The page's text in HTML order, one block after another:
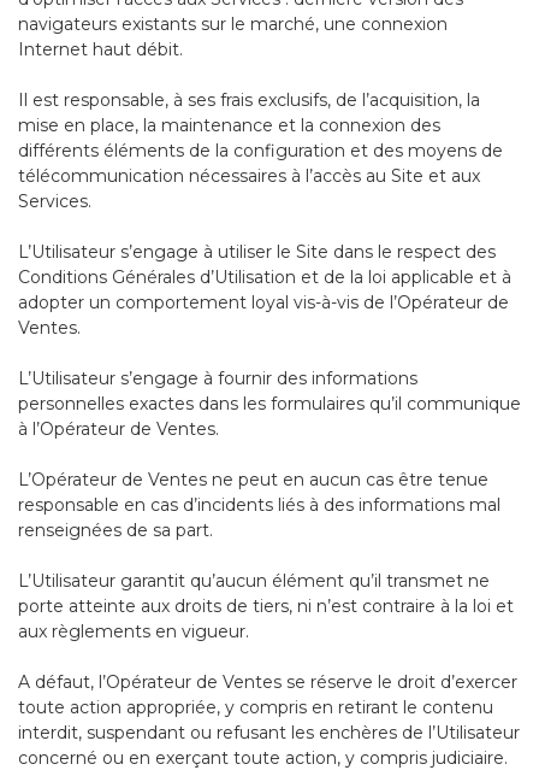
navigateurs existants sur le marché, une connexion
Internet haut débit.
Il est responsable, à ses frais exclusifs, de l’acquisition, la
mise en place, la maintenance et la connexion des
différents éléments de la configuration et des moyens de
télécommunication nécessaires à l’accès au Site et aux
Services.
L’Utilisateur s’engage à utiliser le Site dans le respect des
Conditions Générales d’Utilisation et de la loi applicable et à
adopter un comportement loyal vis-à-vis de l’Opérateur de
Ventes.
L’Utilisateur s’engage à fournir des informations
personnelles exactes dans les formulaires qu’il communique
à l’Opérateur de Ventes.
L’Opérateur de Ventes ne peut en aucun cas être tenue
responsable en cas d’incidents liés à des informations mal
renseignées de sa part.
L’Utilisateur garantit qu’aucun élément qu’il transmet ne
porte atteinte aux droits de tiers, ni n’est contraire à la loi et
aux règlements en vigueur.
A défaut, l’Opérateur de Ventes se réserve le droit d’exercer
toute action appropriée, y compris en retirant le contenu
interdit, suspendant ou refusant les enchères de l’Utilisateur
concerné ou en exerçant toute action, y compris judiciaire.